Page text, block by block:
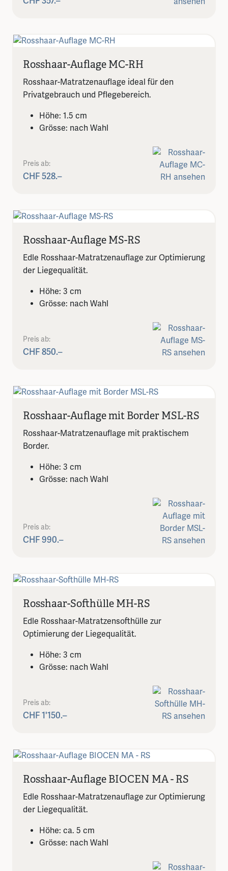
Rosshaar-Auflage MC-RH
Rosshaar-Matratzenauflage ideal für den
Privatgebrauch und Pflegebereich.
Höhe: 1.5 cm
Grösse: nach Wahl
Preis ab:
CHF 528.–
Rosshaar-Auflage MS-RS
Edle Rosshaar-Matratzenauflage zur Optimierung
der Liegequalität.
Höhe: 3 cm
Grösse: nach Wahl
Preis ab:
CHF 850.–
Rosshaar-Auflage mit Border MSL-RS
Rosshaar-Matratzenauflage mit praktischem
Border.
Höhe: 3 cm
Grösse: nach Wahl
Preis ab:
CHF 990.–
Rosshaar-Softhülle MH-RS
Edle Rosshaar-Matratzensofthülle zur
Optimierung der Liegequalität.
Höhe: 3 cm
Grösse: nach Wahl
Preis ab:
CHF 1'150.–
Rosshaar-Auflage BIOCEN MA - RS
Edle Rosshaar-Matratzenauflage zur Optimierung
der Liegequalität.
Höhe: ca. 5 cm
Grösse: nach Wahl